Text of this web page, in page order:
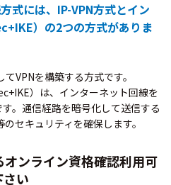
式には、IP-VPN方式とイン
）の2つの方式がありま
VPNを構築する方式です。
）は、インターネット回線を
。通信経路を暗号化して送信する
セキュリティを確保します。
ンライン資格確認利用可
い